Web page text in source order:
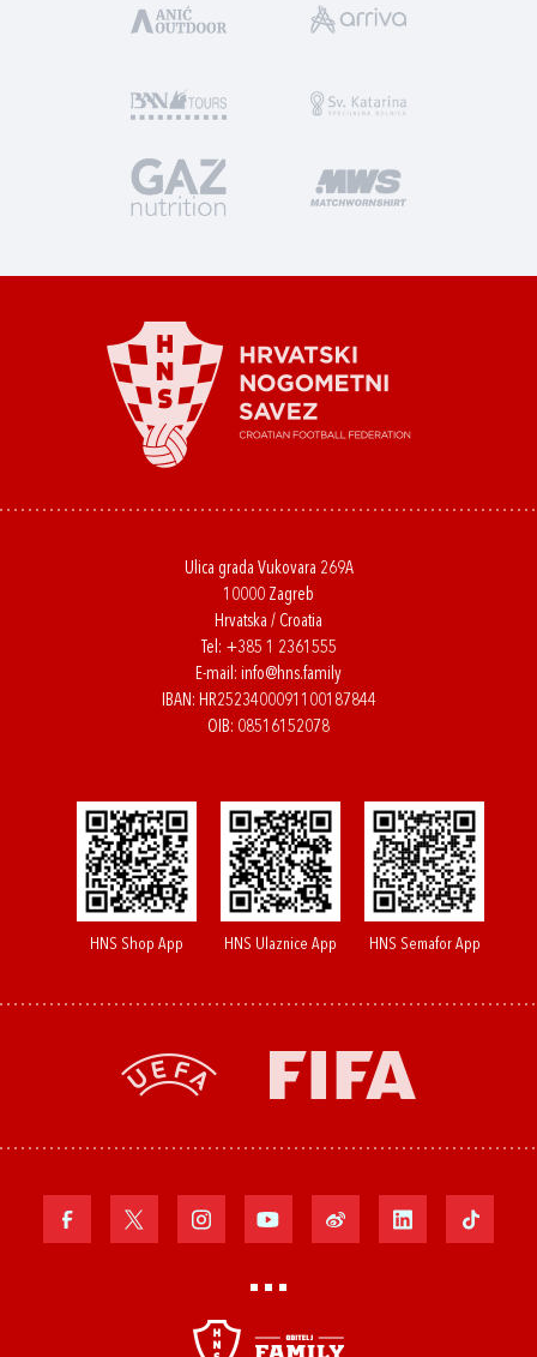
Ulica grada Vukovara 269A
10000 Zagreb
Hrvatska / Croatia
Tel: +385 1 2361555
E-mail: info@hns.family
IBAN: HR2523400091100187844
OIB: 08516152078
HNS Shop App HNS Ulaznice App HNS Semafor App